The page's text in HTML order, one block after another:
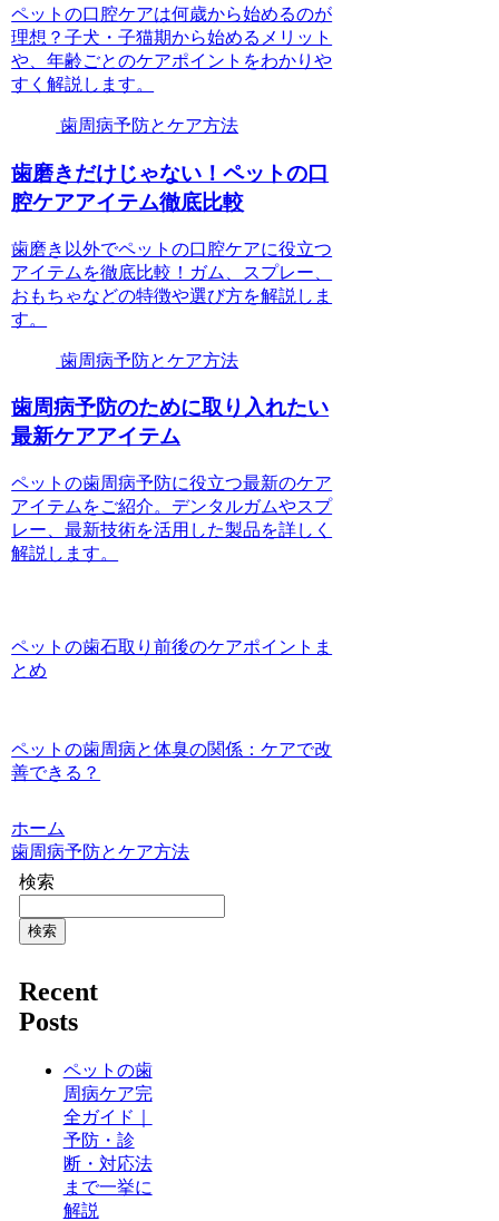
ペットの口腔ケアは何歳から始めるのが
理想？子犬・子猫期から始めるメリット
や、年齢ごとのケアポイントをわかりや
すく解説します。
歯周病予防とケア方法
歯磨きだけじゃない！ペットの口
腔ケアアイテム徹底比較
歯磨き以外でペットの口腔ケアに役立つ
アイテムを徹底比較！ガム、スプレー、
おもちゃなどの特徴や選び方を解説しま
す。
歯周病予防とケア方法
歯周病予防のために取り入れたい
最新ケアアイテム
ペットの歯周病予防に役立つ最新のケア
アイテムをご紹介。デンタルガムやスプ
レー、最新技術を活用した製品を詳しく
解説します。
ペットの歯石取り前後のケアポイントま
とめ
ペットの歯周病と体臭の関係：ケアで改
善できる？
ホーム
歯周病予防とケア方法
検索
検索
Recent
Posts
ペットの歯
周病ケア完
全ガイド｜
予防・診
断・対応法
まで一挙に
解説